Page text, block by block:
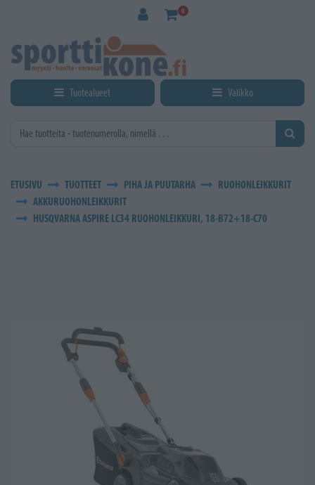
0
Tuotealueet Valikko
ETUSIVU TUOTTEET PIHA JA PUUTARHA
RUOHONLEIKKURIT
AKKURUOHONLEIKKURIT
HUSQVARNA ASPIRE LC34 RUOHONLEIKKURI, 18-B72+18-C70